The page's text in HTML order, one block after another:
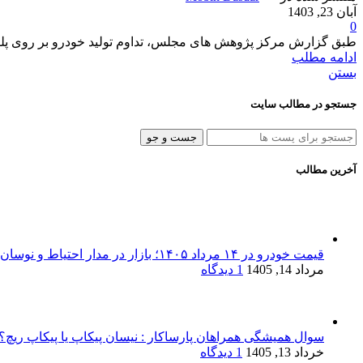
آبان 23, 1403
0
طبق گزارش مرکز پژوهش های مجلس، تداوم تولید خودرو بر روی پلتفرم
ادامه مطلب
بستن
جستجو در مطالب سایت
جست و جو
آخرین مطالب
قیمت خودرو در ۱۴ مرداد ۱۴۰۵؛ بازار در مدار احتیاط و نوسان‌های پراکنده
مرداد 14, 1405
1 دیدگاه
سوال همیشگی همراهان پارساکار : نیسان پیکاپ یا پیکاپ
خرداد 13, 1405
1 دیدگاه